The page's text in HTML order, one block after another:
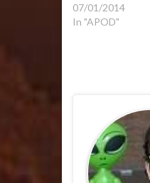
07/01/2014
In "APOD"